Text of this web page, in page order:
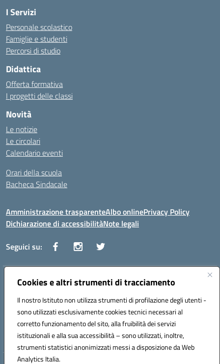
Cookies e altri strumenti di tracciamento
Il nostro Istituto non utilizza strumenti di profilazione degli utenti -
sono utilizzati esclusivamente cookies tecnici necessari al
corretto funzionamento del sito, alla fruibilità dei servizi
istituzionali e alla sua accessibilità – sono utilizzati, inoltre,
strumenti statistici anonimizzati messi a disposizione da Web
Analytics Italia.
I Servizi
Personale scolastico
Famiglie e studenti
Percorsi di studio
Didattica
Offerta formativa
I progetti delle classi
Novità
Le notizie
Le circolari
Calendario eventi
Orari della scuola
Bacheca Sindacale
Amministrazione trasparenteAlbo onlinePrivacy Policy
Dichiarazione di accessibilitàNote legali
Seguici su:
Indirizzo:Via Vaccari n.5 e Via Falcone n.20 - 91025 Marsala
Posta elettronica certificata (PEC):tppm03000q@pec.istruzione.it
Codice fiscale: 82004490817
Codice meccanografico: TPPM03000Q